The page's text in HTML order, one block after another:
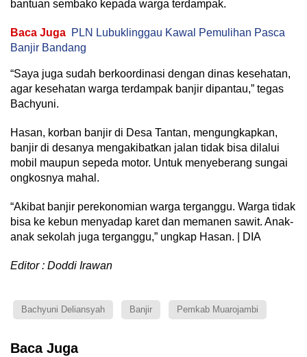
bantuan sembako kepada warga terdampak.
Baca Juga PLN Lubuklinggau Kawal Pemulihan Pasca
Banjir Bandang
“Saya juga sudah berkoordinasi dengan dinas kesehatan,
agar kesehatan warga terdampak banjir dipantau,” tegas
Bachyuni.
Hasan, korban banjir di Desa Tantan, mengungkapkan,
banjir di desanya mengakibatkan jalan tidak bisa dilalui
mobil maupun sepeda motor. Untuk menyeberang sungai
ongkosnya mahal.
“Akibat banjir perekonomian warga terganggu. Warga tidak
bisa ke kebun menyadap karet dan memanen sawit. Anak-
anak sekolah juga terganggu,” ungkap Hasan. | DIA
Editor : Doddi Irawan
Bachyuni Deliansyah Banjir Pemkab Muarojambi
Baca Juga